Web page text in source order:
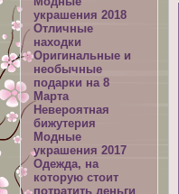
украшения 2018
Отличные
находки
Оригинальные и
необычные
подарки на 8
Марта
Невероятная
бижутерия
Модные
украшения 2017
Одежда, на
которую стоит
потратить деньги